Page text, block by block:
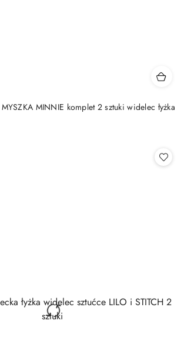
MINNIE komplet 2 sztuki widelec łyżka